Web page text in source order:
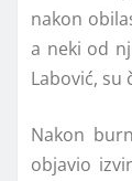
nakon
a neki od
Labović, su
Nakon
objavio